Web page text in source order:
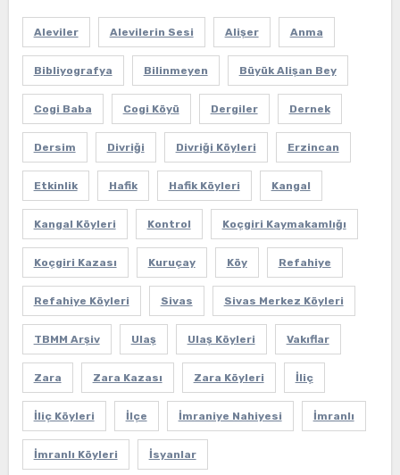
Aleviler Alevilerin Sesi Alişer Anma
Bibliyografya Bilinmeyen Büyük Alişan Bey
Cogi Baba Cogi Köyü Dergiler Dernek
Dersim Divriği Divriği Köyleri Erzincan
Etkinlik Hafik Hafik Köyleri Kangal
Kangal Köyleri Kontrol Koçgiri Kaymakamlığı
Koçgiri Kazası Kuruçay Köy Refahiye
Refahiye Köyleri Sivas Sivas Merkez Köyleri
TBMM Arşiv Ulaş Ulaş Köyleri Vakıflar
Zara Zara Kazası Zara Köyleri İliç
İliç Köyleri İlçe İmraniye Nahiyesi İmranlı
İmranlı Köyleri İsyanlar